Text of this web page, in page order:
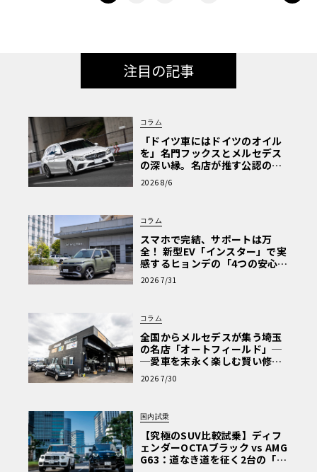
注目の記事
コラム
「ドイツ車にはドイツのオイル
を」名門フックスとメルセデス
の深い縁。名店が推す公認の安
心と、Cクラスで味わうシルキー
な走り〈PR〉
2026 8/6
コラム
スマホで完結、サポートは万
全！ 新型EV「インスター」で実
感するヒョンデの「4つの安心」
【第1回・ヒョンデ6つの疑問：
Why? Hyundai?】〈PR〉
2026 7/31
コラム
全国からメルセデスが集う埼玉
の名店「オートフィールド」─
─愛車を末永く楽しむ賢い修理
術と、プロがフックス製オイル
を選ぶ理由〈PR〉
2026 7/30
国内試乗
【究極のSUV比較試乗】ディフ
ェンダーOCTAブラック vs AMG
G63：道なき道を征く2台の「対